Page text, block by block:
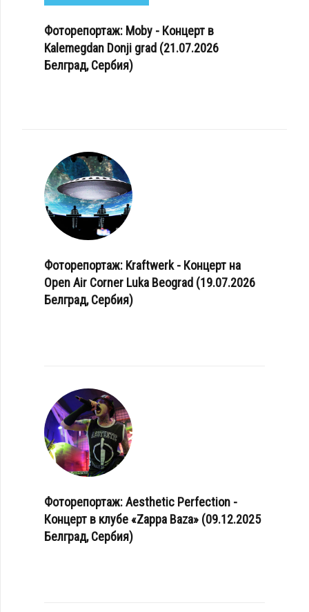
Фоторепортаж: Moby - Концерт в
Kalemegdan Donji grad (21.07.2026
Белград, Сербия)
Фоторепортаж: Kraftwerk - Концерт на
Open Air Corner Luka Beograd (19.07.2026
Белград, Сербия)
Фоторепортаж: Aesthetic Perfection -
Концерт в клубе «Zappa Baza» (09.12.2025
Белград, Сербия)